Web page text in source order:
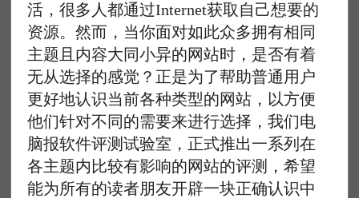
活，很多人都通过Internet获取自己想要的
资源。然而，当你面对如此众多拥有相同
主题且内容大同小异的网站时，是否有着
无从选择的感觉？正是为了帮助普通用户
更好地认识当前各种类型的网站，以方便
他们针对不同的需要来进行选择，我们电
脑报软件评测试验室，正式推出一系列在
各主题内比较有影响的网站的评测，希望
能为所有的读者朋友开辟一块正确认识中